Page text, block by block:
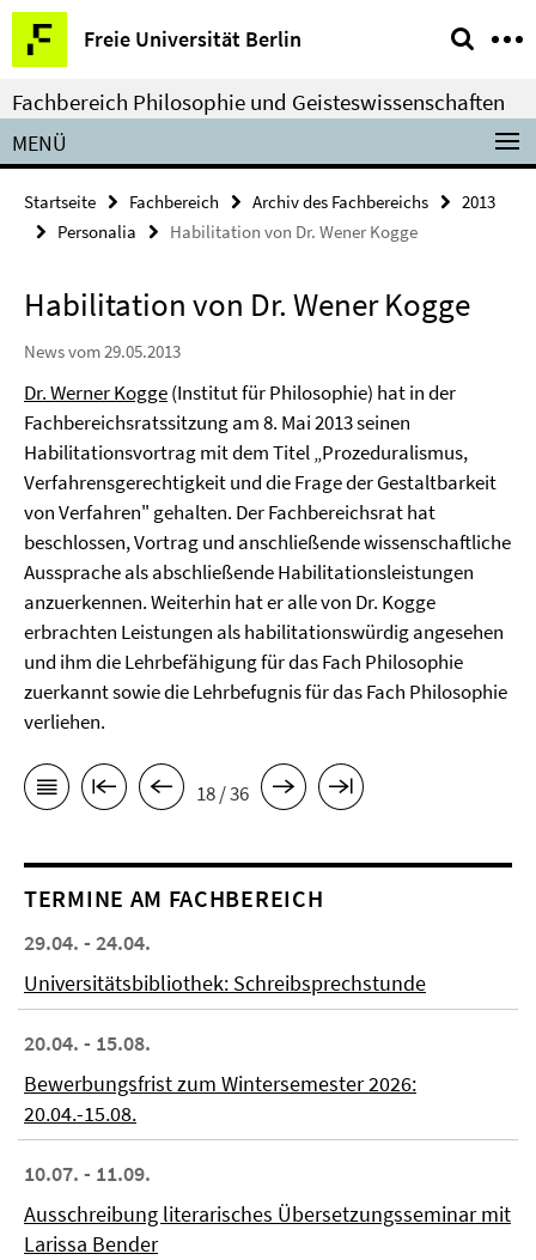
Springe
direkt
zu
Inhalt
Freie Universität Berlin
Service-
Navigation
Fachbereich Philosophie und Geisteswissenschaften
MENÜ
Startseite Fachbereich Archiv des Fachbereichs
2013
Personalia
Habilitation von Dr. Wener Kogge
Habilitation von Dr. Wener Kogge
News vom 29.05.2013
Dr. Werner Kogge(Institut für Philosophie) hat in der
Fachbereichsratssitzung am 8. Mai 2013 seinen
Habilitationsvortrag mit dem Titel „Prozeduralismus,
Verfahrensgerechtigkeit und die Frage der Gestaltbarkeit
von Verfahren" gehalten. Der Fachbereichsrat hat
beschlossen, Vortrag und anschließende wissenschaftliche
Aussprache als abschließende Habilitationsleistungen
anzuerkennen. Weiterhin hat er alle von Dr. Kogge
erbrachten Leistungen als habilitationswürdig angesehen
und ihm die Lehrbefähigung für das Fach Philosophie
zuerkannt sowie die Lehrbefugnis für das Fach Philosophie
verliehen.
18 / 36
TERMINE AM FACHBEREICH
29.04. - 24.04.
Universitätsbibliothek: Schreibsprechstunde
20.04. - 15.08.
Bewerbungsfrist zum Wintersemester 2026:
20.04.-15.08.
10.07. - 11.09.
Ausschreibung literarisches Übersetzungsseminar mit
Larissa Bender